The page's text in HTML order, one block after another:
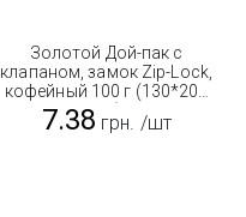
Золотой Дой-пак с
клапаном, замок Zip-Lock,
кофейный 100 г (130*200
мм)
7.38 грн. /шт